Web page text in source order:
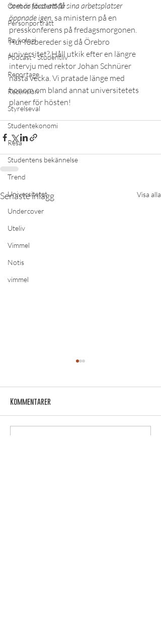
Örebro studentkår
Personporträtt
Psykologi
Podcast - Studentliv
Reportage
Recension
Styrelseval
Studentekonomi
Resa
Studentens bekännelse
Trend
Universitetet
Undercover
Uteliv
Vimmel
Notis
vimmel
som är först att få sina arbetsplatser
öppnade igen, sa ministern på en
presskonferens på fredagsmorgonen.
Hur förbereder sig då Örebro
universitet? Håll utkik efter en längre
intervju med rektor Johan Schnürer
nästa vecka. Vi pratade länge med
honom om bland annat universitetets
planer för hösten!
Senaste inlägg Visa alla
Kommentarer